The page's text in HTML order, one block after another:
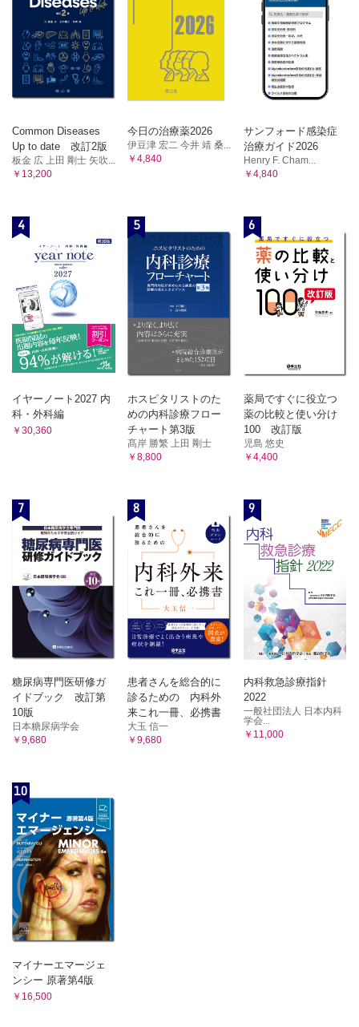
Common Diseases
Up to date 改訂2版
板金 広 上田 剛士 矢吹...
￥13,200
今日の治療薬2026
伊豆津 宏二 今井 靖 桑...
￥4,840
サンフォード感染症
治療ガイド2026
Henry F. Cham...
￥4,840
4
イヤーノート2027 内
科・外科編
￥30,360
5
ホスピタリストのた
めの内科診療フロー
チャート第3版
髙岸 勝繁 上田 剛士
￥8,800
6
薬局ですぐに役立つ
薬の比較と使い分け
100 改訂版
児島 悠史
￥4,400
7
糖尿病専門医研修ガ
イドブック 改訂第
10版
日本糖尿病学会
￥9,680
8
患者さんを総合的に
診るための 内科外
来これ一冊、必携書
大玉 信一
￥9,680
9
内科救急診療指針
2022
一般社団法人 日本内科
学会...
￥11,000
10
マイナーエマージェ
ンシー 原著第4版
￥16,500